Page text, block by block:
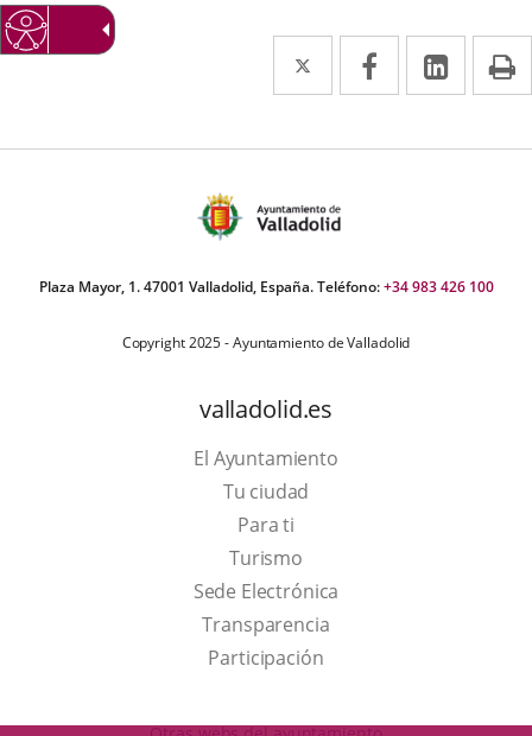
Twitter
Enlace
a
externa.
Facebook
Enlace
a
Enlace
a
Plaza Mayor, 1. 47001 Valladolid, España. Teléfono:+34 983 426 100
Copyright 2025 - Ayuntamiento de Valladolid
valladolid.es
El Ayuntamiento
Tu ciudad
Para ti
TurismoThis
link
will
open
a
Sede Electrónica
Transparencia
Participación